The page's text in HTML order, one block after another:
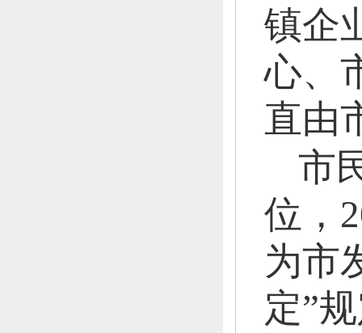
镇企
心、
直由
市
位，
为市
定”